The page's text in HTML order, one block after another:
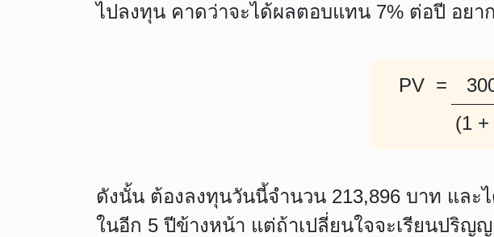
ไปลงทุน คาดว่าจะได้ผลตอบแทน 7% ต่อปี อยา
PV =
(1 +
ดังนั้น ต้องลงทุนวันนี้จำนวน 213,896 บาท และ
ในอีก 5 ปีข้างหน้า แต่ถ้าเปลี่ยนใจจะเรียนปริญ